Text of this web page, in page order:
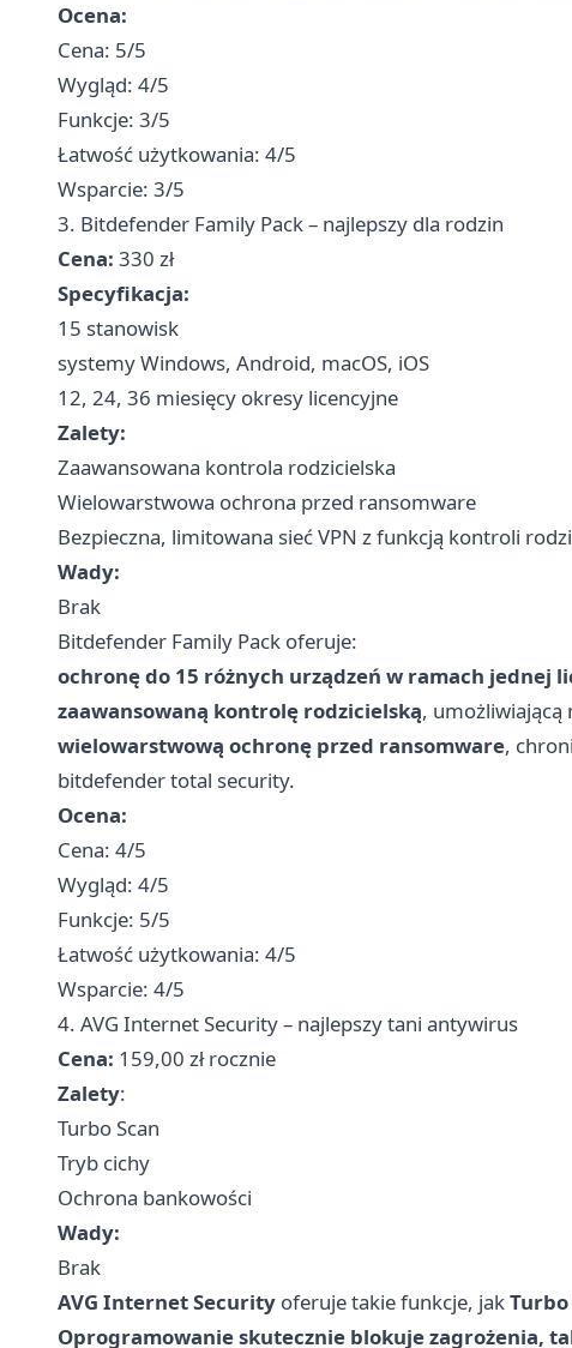
Ocena:
Cena: 5/5
Wygląd: 4/5
Funkcje: 3/5
Łatwość użytkowania: 4/5
Wsparcie: 3/5
3. Bitdefender Family Pack – najlepszy dla rodzin
Cena: 330 zł
Specyfikacja:
15 stanowisk
systemy Windows, Android, macOS, iOS
12, 24, 36 miesięcy okresy licencyjne
Zalety:
Zaawansowana kontrola rodzicielska
Wielowarstwowa ochrona przed ransomware
Bezpieczna, limitowana sieć VPN z funkcją kontroli
Wady:
Brak
Bitdefender Family Pack oferuje:
ochronę do 15 różnych urządzeń w ramach jednej
zaawansowaną kontrolę rodzicielską,
wielowarstwową ochronę przed ransomware,
bitdefender total security.
Ocena:
Cena: 4/5
Wygląd: 4/5
Funkcje: 5/5
Łatwość użytkowania: 4/5
Wsparcie: 4/5
4. AVG Internet Security – najlepszy tani antywirus
Cena: 159,00 zł rocznie
Zalety:
Turbo Scan
Tryb cichy
Ochrona bankowości
Wady:
Brak
AVG Internet Security oferuje takie funkcje, jakTurbo
Oprogramowanie skutecznie blokuje zagrożenia,